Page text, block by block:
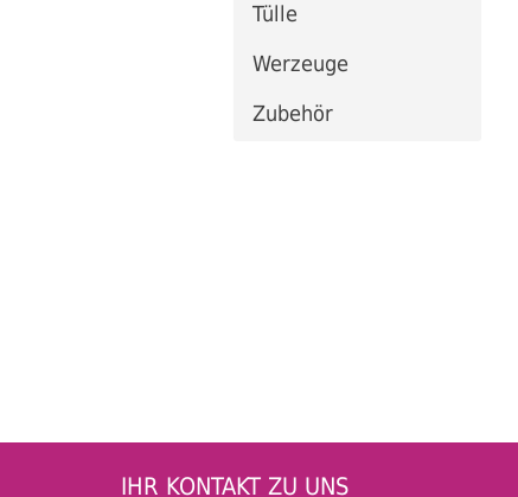
Tülle
Werzeuge
Zubehör
IHR KONTAKT ZU UNS